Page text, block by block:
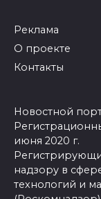
Реклама
О проекте
Контакты
Новостной
июня 2020 г.
надзору в
технологий и